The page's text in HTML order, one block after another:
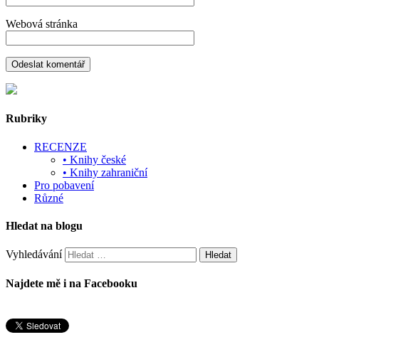
Webová stránka
Rubriky
RECENZE
• Knihy české
• Knihy zahraniční
Pro pobavení
Různé
Hledat na blogu
Vyhledávání
Najdete mě i na Facebooku